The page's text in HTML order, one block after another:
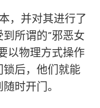
，并对其进行了
所谓的”邪恶女
以物理方式操作
后，他们就能
时开门。